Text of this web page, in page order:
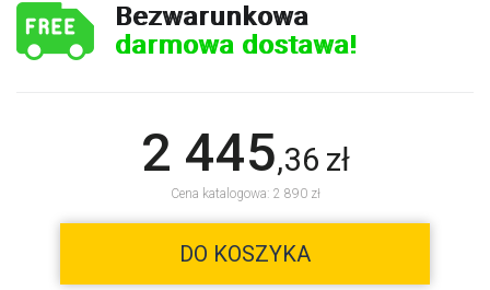
Bezwarunkowa
darmowa dostawa!
2 445,36 zł
Cena katalogowa: 2 890 zł
DO KOSZYKA